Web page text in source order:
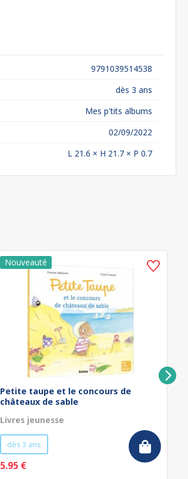
9791039514538
dès 3 ans
Mes p'tits albums
02/09/2022
L 21.6 × H 21.7 × P 0.7
Petite taupe et le concours de
châteaux de sable
Livres jeunesse
dès 3 ans
5.95 €